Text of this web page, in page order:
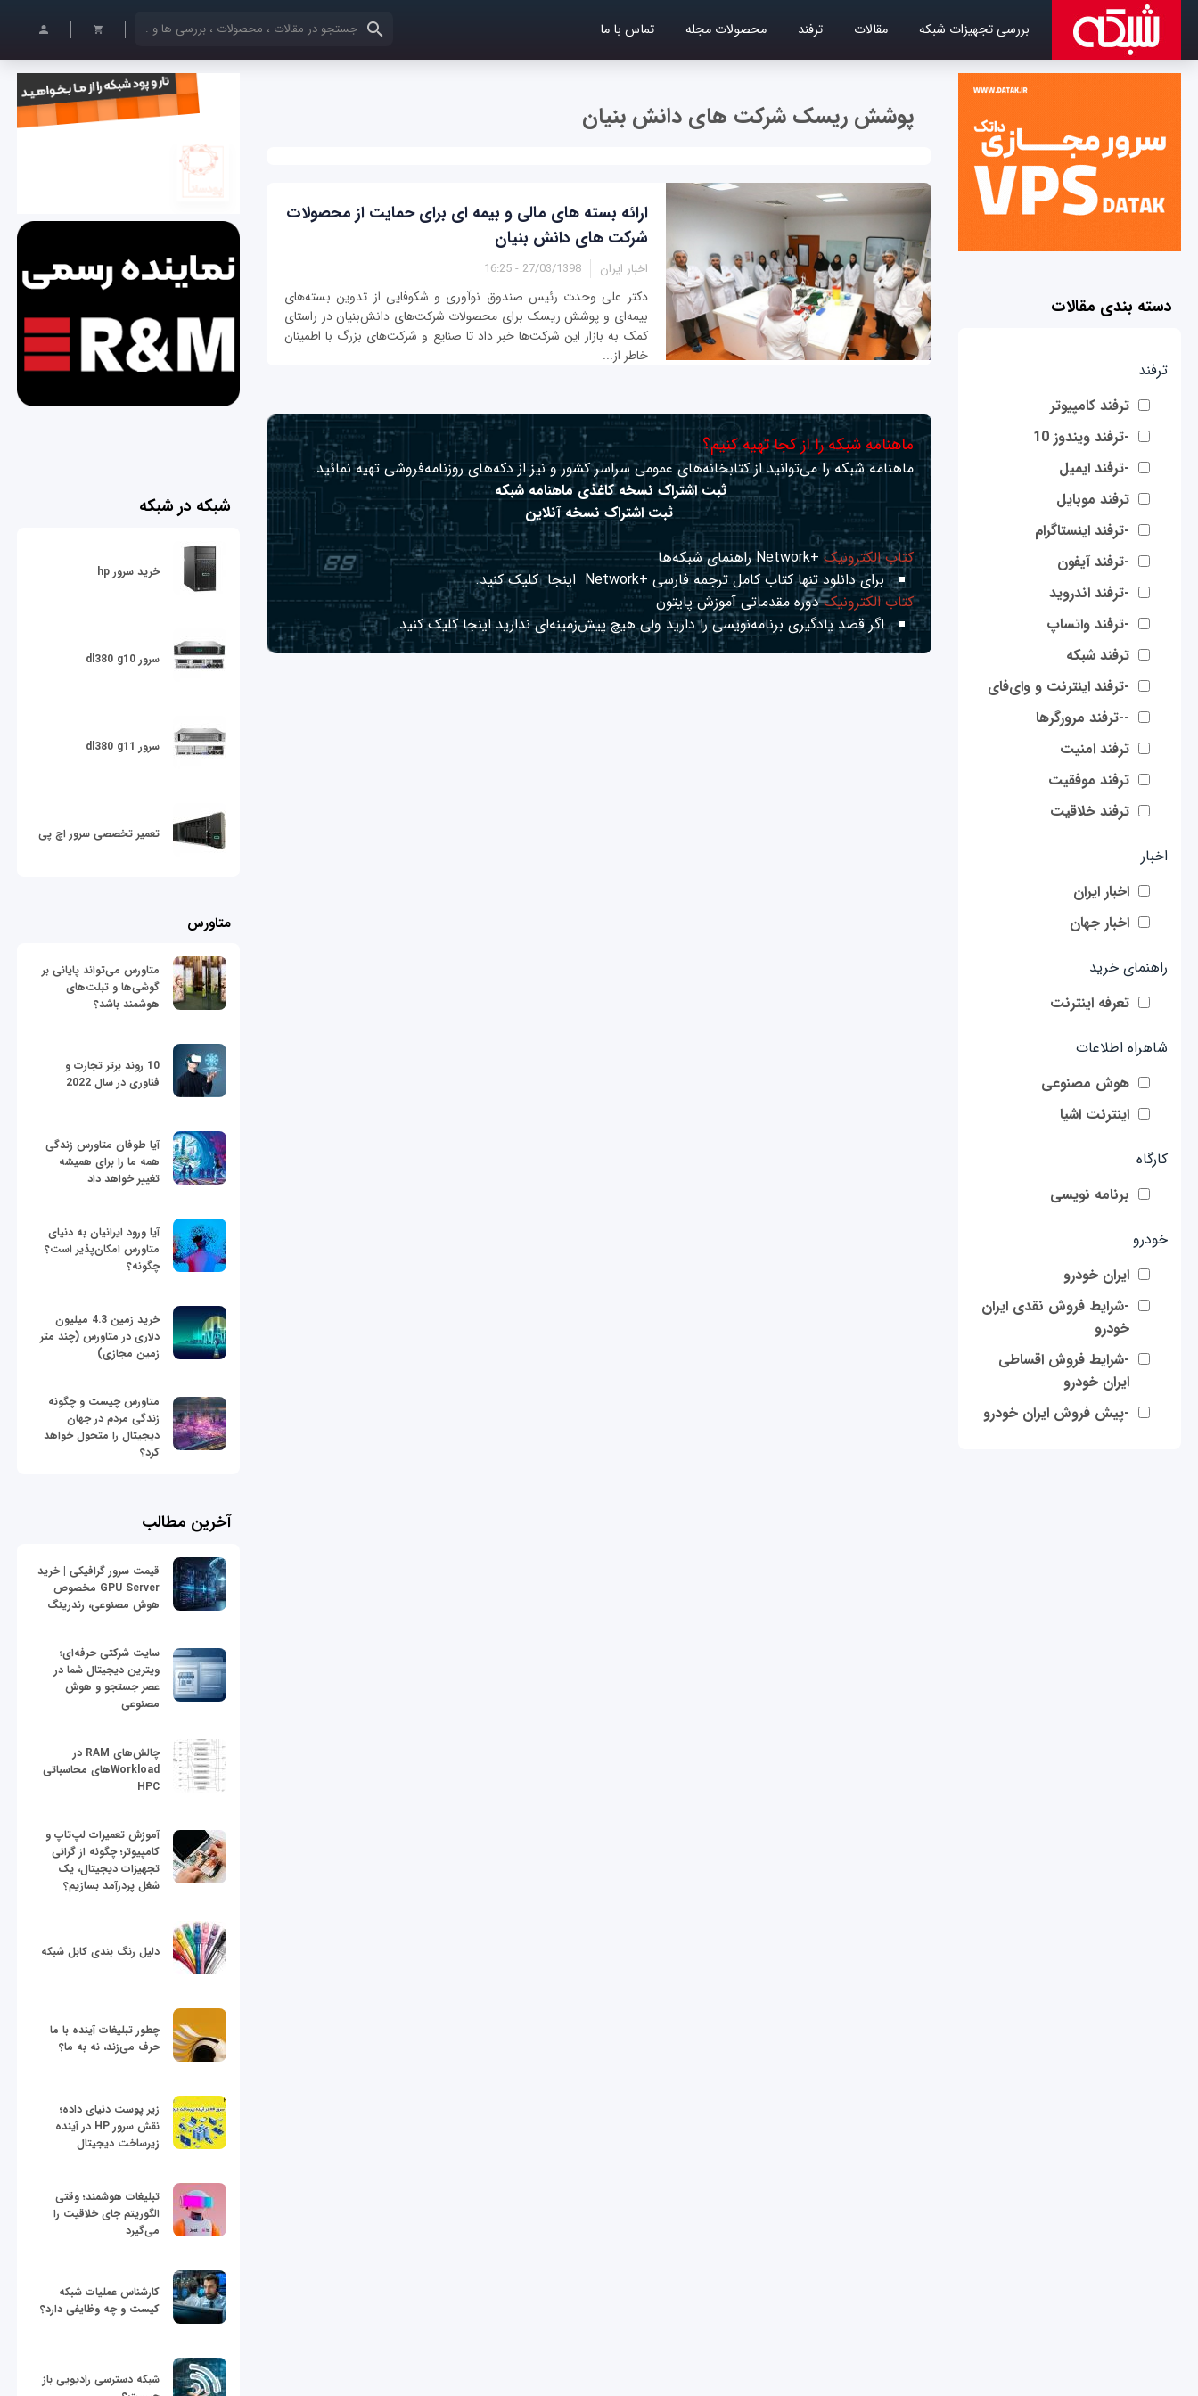
بررسی تجهیزات شبکه مقالات ترفند محصولات مجله تماس با ما کلمات کلیدی خود را وارد کنید
دسته بندی مقالات
ترفند
ترفند کامپیوتر
-ترفند ویندوز 10
-ترفند ایمیل
ترفند موبایل
-ترفند اینستاگرام
-ترفند آیفون
-ترفند اندروید
-ترفند واتساپ
ترفند شبکه
-ترفند اینترنت و وای‌فای
--ترفند مرورگرها
ترفند امنیت
ترفند موفقیت
ترفند خلاقیت
اخبار
اخبار ایران
اخبار جهان
راهنمای خرید
تعرفه اینترنت
شاهراه اطلاعات
هوش مصنوعی
اینترنت اشیا
کارگاه
برنامه نویسی
خودرو
ایران خودرو
-شرایط فروش نقدی ایران
خودرو
-شرایط فروش اقساطی
ایران خودرو
-پیش فروش ایران خودرو
پوشش ریسک شرکت های دانش بنیان
ارائه بسته های مالی و بیمه ای برای حمایت از محصولات
شرکت های دانش بنیان
اخبار ایران 27/03/1398 - 16:25
دکتر علی وحدت رئیس صندوق نوآوری و شکوفایی از تدوین بسته‌های
بیمه‌ای و پوشش ریسک برای محصولات شرکت‌های دانش‌بنیان در راستای
کمک به بازار این شرکت‌ها خبر داد تا صنایع و شرکت‌های بزرگ با اطمینان
خاطر از...
ماهنامه شبکه را از کجا تهیه کنیم؟
ماهنامه شبکه را می‌توانید از کتابخانه‌های عمومی سراسر کشور و نیز از دکه‌های روزنامه‌فروشی تهیه نمائید.
ثبت اشتراک نسخه کاغذی ماهنامه شبکه
ثبت اشتراک نسخه آنلاین
کتاب الکترونیک +Network راهنمای شبکه‌ها
برای دانلود تنها کتاب کامل ترجمه فارسی +Network
اینجا کلیک کنید.
کتاب الکترونیکدوره مقدماتی آموزش پایتون
اگر قصد یادگیری برنامه‌نویسی را دارید ولی هیچ پیش‌زمینه‌ای نداریداینجا کلیک کنید.
شبکه در شبکه
خرید سرور hp
سرور dl380 g10
سرور dl380 g11
تعمیر تخصصی سرور اچ پی
متاورس
متاورس می‌تواند پایانی بر
گوشی‌ها و تبلت‌های
هوشمند باشد؟
10 روند برتر تجارت و
فناوری در سال 2022
آیا طوفان متاورس زندگی
همه ما را برای همیشه
تغییر خواهد داد
آیا ورود ایرانیان به دنیای
متاورس امکان‌پذیر است؟
چگونه؟
خرید زمین 4.3 میلیون
دلاری در متاورس (چند متر
زمین مجازی)
متاورس چیست و چگونه
زندگی مردم در جهان
دیجیتال را متحول خواهد
کرد؟
آخرین مطالب
قیمت سرور گرافیکی | خرید
GPU Server مخصوص
هوش مصنوعی، رندرینگ
سایت شرکتی حرفه‌ای؛
ویترین دیجیتال شما در
عصر جستجو و هوش
مصنوعی
چالش‌های RAM در
Workloadهای محاسباتی
HPC
آموزش تعمیرات لپ‌تاپ و
کامپیوتر؛ چگونه از گرانی
تجهیزات دیجیتال، یک
شغل پردرآمد بسازیم؟
دلیل رنگ بندی کابل شبکه
چطور تبلیغات آینده با ما
حرف می‌زند، نه به ما؟
زیر پوست دنیای داده؛
نقش سرور HP در آینده
زیرساخت دیجیتال
تبلیغات هوشمند؛ وقتی
الگوریتم جای خلاقیت را
می‌گیرد
کارشناس عملیات شبکه
کیست و چه وظایفی دارد؟
شبکه دسترسی رادیویی باز